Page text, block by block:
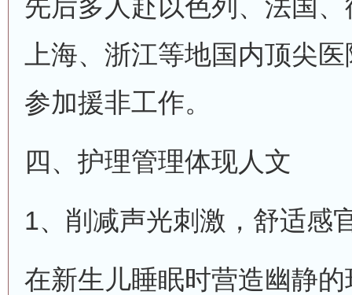
先后多人赴以色列、法国
上海、浙江等地国内顶尖
参加援非工作。
四、护理管理体现人文
1、削减声光刺激，舒适感
在新生儿睡眠时营造幽静